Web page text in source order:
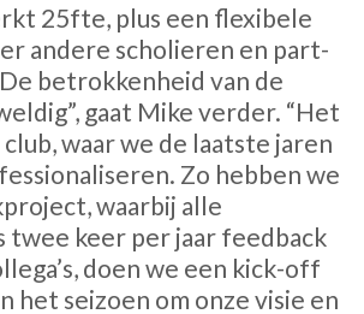
25fte, plus een flexibele
andere scholieren en part-
betrokkenheid van de
gaat Mike verder. “Het
waar we de laatste jaren
Zo hebben we
waarbij alle
twee keer per jaar feedback
doen we een kick-off
het seizoen om onze visie en